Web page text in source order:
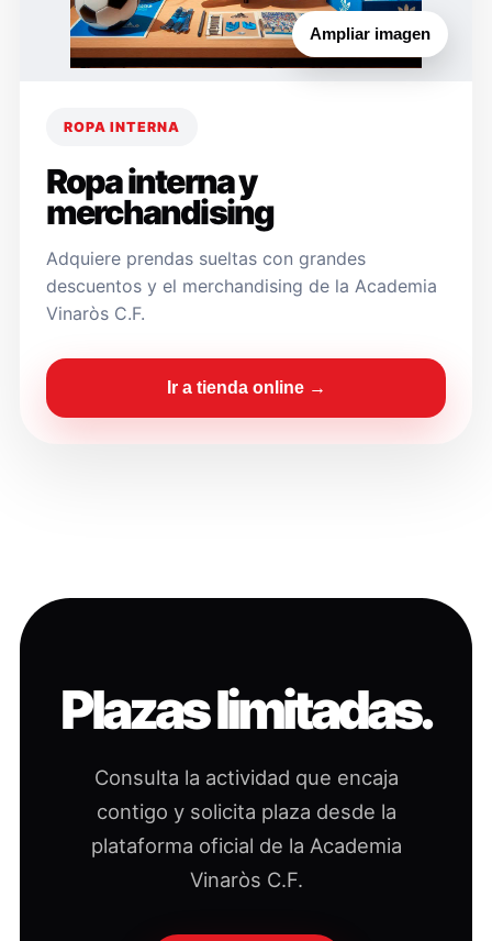
Ampliar imagen
ROPA INTERNA
Ropa interna y
merchandising
Adquiere prendas sueltas con grandes
descuentos y el merchandising de la Academia
Vinaròs C.F.
Ir a tienda online →
Plazas limitadas.
Consulta la actividad que encaja
contigo y solicita plaza desde la
plataforma oficial de la Academia
Vinaròs C.F.